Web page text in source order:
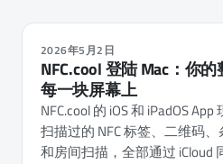
2026年5月2日
NFC.cool 登陆 Mac：你
每一块屏幕上
NFC.cool 的 iOS 和 iPadOS
扫描过的 NFC 标签、二维码
和房间扫描，全部通过 iCloud